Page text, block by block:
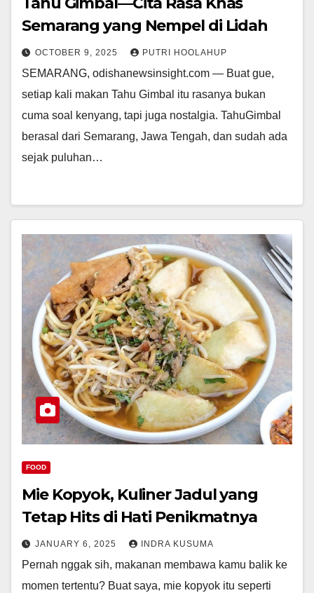
Semarang yang Nempel di Lidah
OCTOBER 9, 2025 PUTRI HOOLAHUP
SEMARANG, odishanewsinsight.com — Buat gue,
setiap kali makan Tahu Gimbal itu rasanya bukan
cuma soal kenyang, tapi juga nostalgia. TahuGimbal
berasal dari Semarang, Jawa Tengah, dan sudah ada
sejak puluhan…
FOOD
Mie Kopyok, Kuliner Jadul yang
Tetap Hits di Hati Penikmatnya
JANUARY 6, 2025 INDRA KUSUMA
Pernah nggak sih, makanan membawa kamu balik ke
momen tertentu? Buat saya, mie kopyok itu seperti